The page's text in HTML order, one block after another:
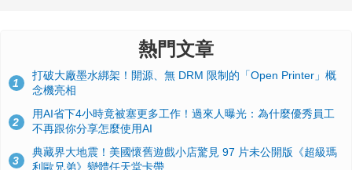
熱門文章
1
打破大廠墨水綁架！開源、無 DRM 限制的「Open Printer」概
念機亮相
2
用AI省下4小時竟被塞更多工作！過來人曝光：為什麼優秀員工
不再跟你分享怎麼使用AI
3
典藏界大地震！美國懷舊遊戲小店驚見 97 片未公開版《超級瑪
利歐兄弟》變體任天堂卡帶